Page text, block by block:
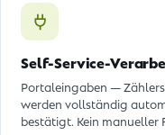
Self-Service-
Portaleingaben —
werden vollständig
bestätigt. Kein manueller